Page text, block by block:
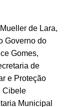
de Lara,
Governo do
Gomes,
de
e Proteção
Cibele
Municipal